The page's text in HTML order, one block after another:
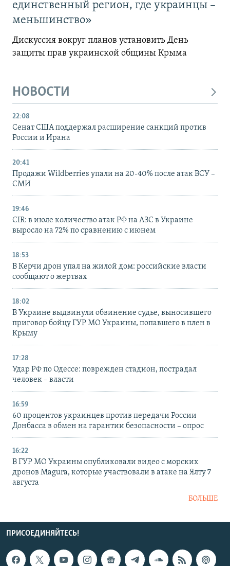
единственный регион, где украинцы –
меньшинство»
Дискуссия вокруг планов установить День
защиты прав украинской общины Крыма
НОВОСТИ
22:08
Сенат США поддержал расширение санкций против
России и Ирана
20:41
Продажи Wildberries упали на 20-40% после атак ВСУ –
СМИ
19:46
CIR: в июле количество атак РФ на АЗС в Украине
выросло на 72% по сравнению с июнем
18:53
В Керчи дрон упал на жилой дом: российские власти
сообщают о жертвах
18:02
В Украине выдвинули обвинение судье, выносившего
приговор бойцу ГУР МО Украины, попавшего в плен в
Крыму
17:28
Удар РФ по Одессе: поврежден стадион, пострадал
человек – власти
16:59
60 процентов украинцев против передачи России
Донбасса в обмен на гарантии безопасности – опрос
16:22
В ГУР МО Украины опубликовали видео с морских
дронов Magura, которые участвовали в атаке на Ялту 7
августа
БОЛЬШЕ
ПРИСОЕДИНЯЙТЕСЬ!